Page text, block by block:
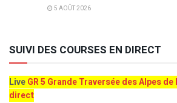
5 AOÛT 2026
SUIVI DES COURSES EN DIRECT
LiveGR 5 Grande Traversée des Alpes
direct